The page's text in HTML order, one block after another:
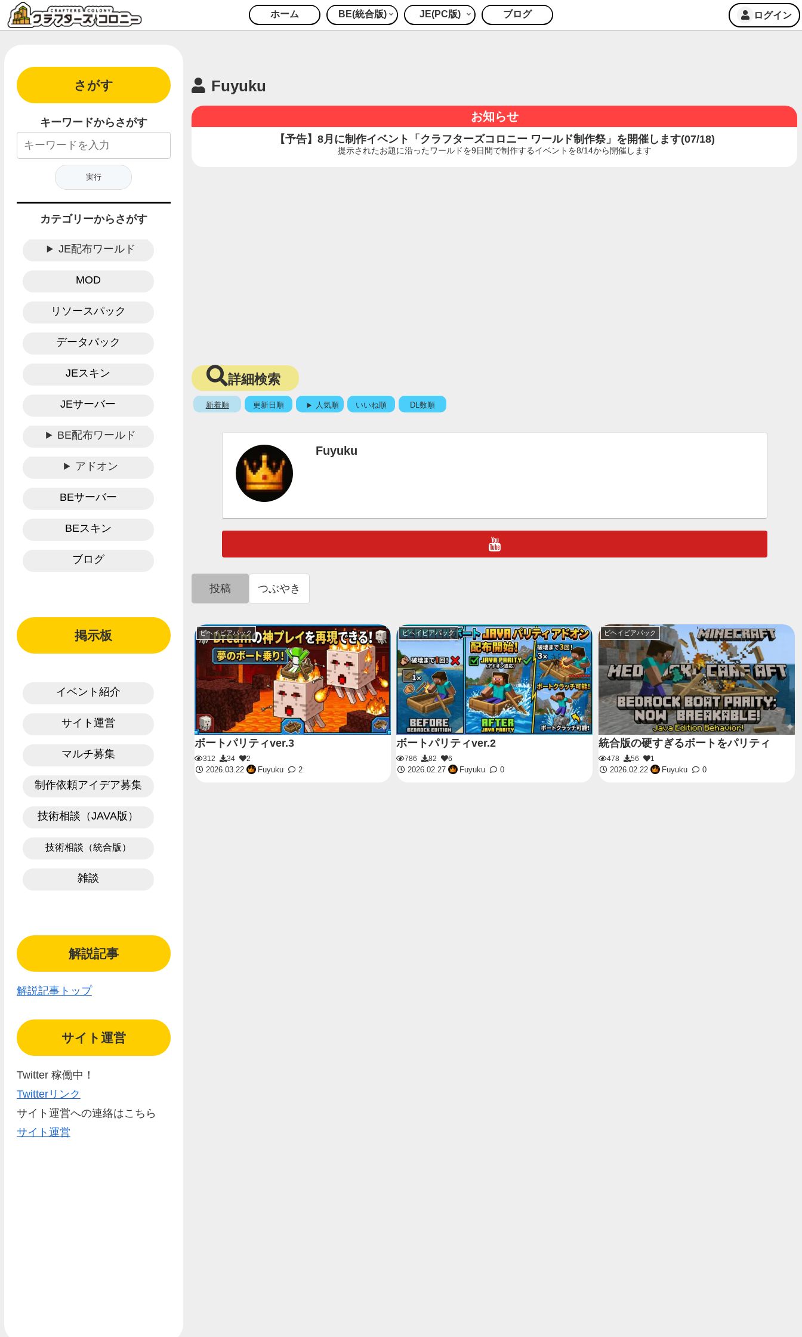
ホーム BE(統合版) JE(PC版) ブログ ログイン
Fuyuku
お知らせ
【予告】8月に制作イベント「クラフターズコロニー ワールド制作祭」を開催します(07/18)
提示されたお題に沿ったワールドを9日間で制作するイベントを8/14から開催します
詳細検索
新着順 更新日順 人気順 いいね順 DL数順
Fuyuku
投稿 つぶやき
ビヘイビアパック
ボートパリティver.3
312 34
2
2026.03.22
Fuyuku 2
ビヘイビアパック
ボートパリティver.2
786 82
6
2026.02.27
Fuyuku 0
ビヘイビアパック
統合版の硬すぎるボートをパリティ
478 56
1
2026.02.22
Fuyuku 0
さがす
キーワードからさがす
カテゴリーからさがす
JE配布ワールド
MOD
リソースパック
データパック
JEスキン
JEサーバー
BE配布ワールド
アドオン
BEサーバー
BEスキン
ブログ
掲示板
イベント紹介
サイト運営
マルチ募集
制作依頼アイデア募集
技術相談（JAVA版）
技術相談（統合版）
雑談
解説記事
解説記事トップ
サイト運営
Twitter 稼働中！
Twitterリンク
サイト運営への連絡はこちら
サイト運営